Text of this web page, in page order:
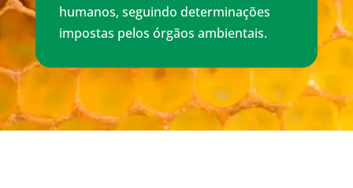
humanos, seguindo determinações
impostas pelos órgãos ambientais.